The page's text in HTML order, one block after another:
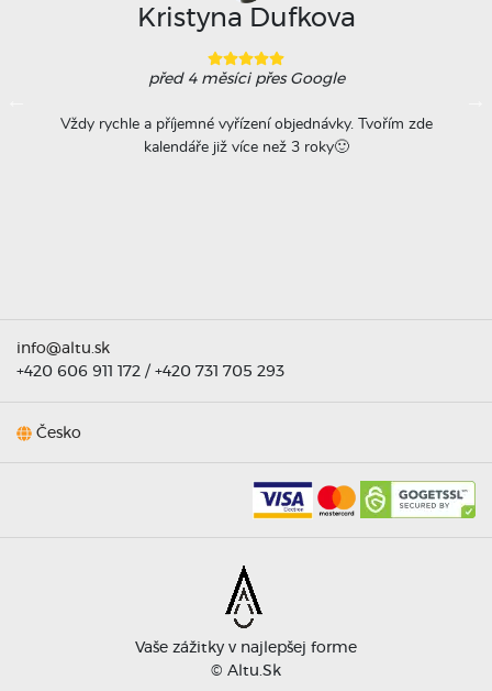
Kristyna Dufkova
před 4 měsícipřes Google
Vždy rychle a příjemné vyřízení objednávky. Tvořím zde
kalendáře již více než 3 roky🙂
info@altu.sk
+420 606 911 172 / +420 731 705 293
Česko
Vaše zážitky v najlepšej forme
© Altu.sk